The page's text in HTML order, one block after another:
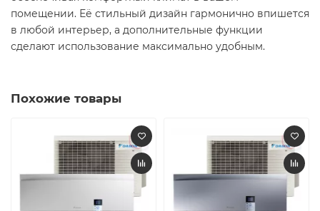
помещении. Её стильный дизайн гармонично впишется
в любой интерьер, а дополнительные функции
сделают использование максимально удобным.​
Похожие товары